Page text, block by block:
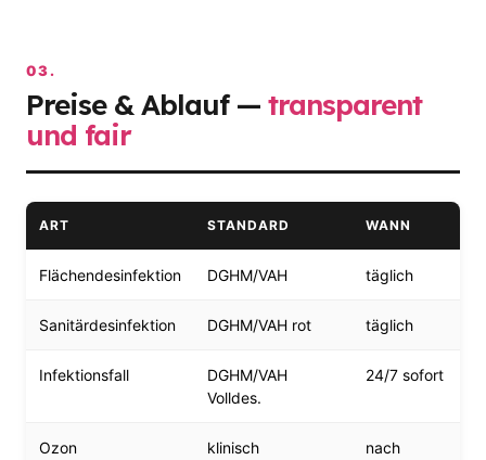
03.
Preise & Ablauf — transparent
und fair
ART STANDARD WANN
Flächendesinfektion DGHM/VAH täglich
Sanitärdesinfektion DGHM/VAH rot täglich
Infektionsfall
DGHM/VAH
Volldes.
24/7 sofort
Ozon klinisch
nach